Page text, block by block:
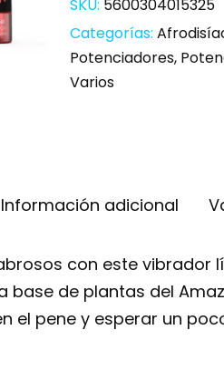
SKU: 5600304015325
Categorías:
Potenciadores,
Varios
Información adicional
con este vibrador
base de plantas del
el pene y esperar un